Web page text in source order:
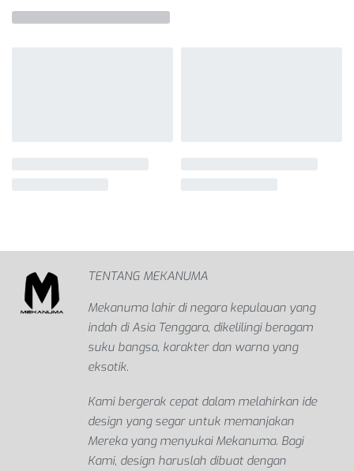
TENTANG MEKANUMA
Mekanuma lahir di negara kepulauan yang
indah di Asia Tenggara, dikelilingi beragam
suku bangsa, karakter dan warna yang
eksotik.
Kami bergerak cepat dalam melahirkan ide
design yang segar untuk memanjakan
Mereka yang menyukai Mekanuma. Bagi
Kami, design haruslah dibuat dengan